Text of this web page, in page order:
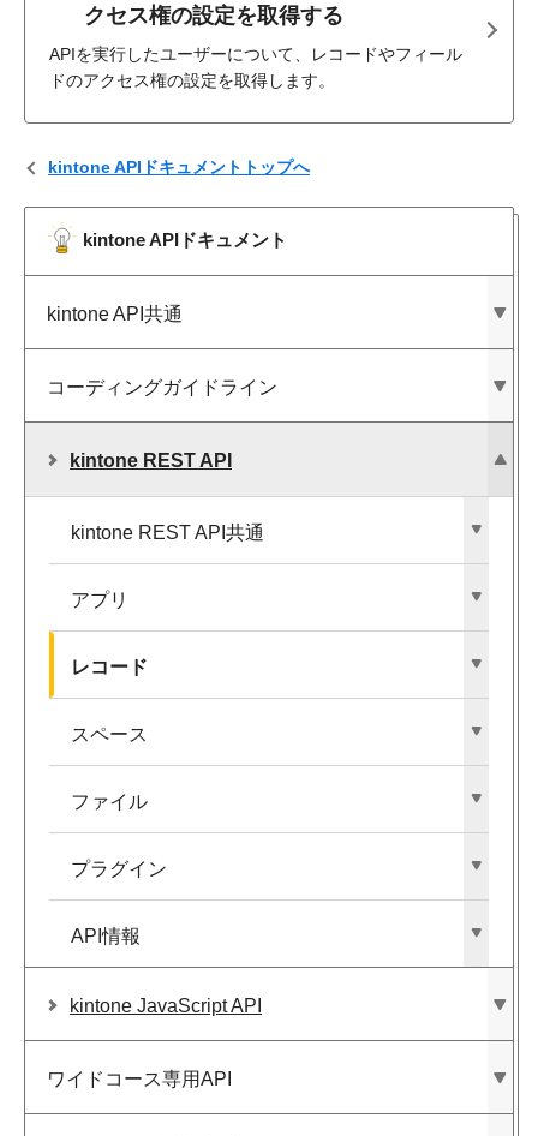
kintone APIドキュメントトップへ
kintone APIドキュメント
kintone API共通
コーディングガイドライン
kintone REST API
kintone REST API共通
アプリ
レコード
スペース
ファイル
プラグイン
API情報
kintone JavaScript API
ワイドコース専用API
クセス権の設定を取得する
APIを実行したユーザーについて、レコードやフィール
ドのアクセス権の設定を取得します。